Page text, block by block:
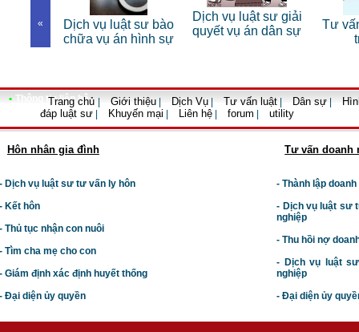
«
Dịch vụ luật sư bào
chữa vụ án hình sự
Dịch vụ luật sư giải
quyết vụ án dân sự
Tư
• Thông tin liên hệ
Trang chủ | Giới thiệu | Dịch Vụ | Tư vấn luật | Dân sự |
đáp luật sư | Khuyến mại | Liên hệ | forum | utility
Hôn nhân gia đình
Dịch vụ luật sư tư vấn ly hôn
Kết hôn
Thủ tục nhận con nuôi
Tìm cha mẹ cho con
Giám định xác định huyết thống
Đại diện ủy quyền
Tư vấn doanh
- Thành lập
- Dịch vụ luật sư t
nghiệp
- Thu hồi nợ
- Dịch vụ luật
nghiệp
- Đại diện ủy